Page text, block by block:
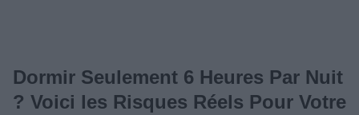
Dormir Seulement 6 Heures Par Nuit
? Voici les Risques Réels Pour Votre